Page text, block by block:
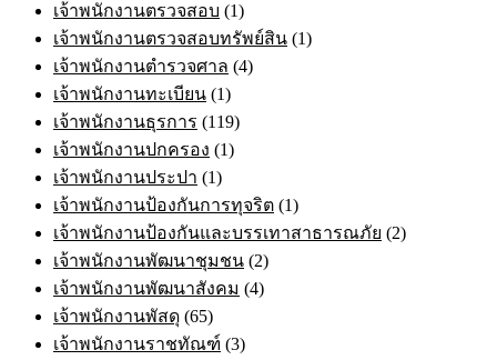
เจ้าพนักงานตรวจสอบ (1)
เจ้าพนักงานตรวจสอบทรัพย์สิน (1)
เจ้าพนักงานตำรวจศาล (4)
เจ้าพนักงานทะเบียน (1)
เจ้าพนักงานธุรการ (119)
เจ้าพนักงานปกครอง (1)
เจ้าพนักงานประปา (1)
เจ้าพนักงานป้องกันการทุจริต (1)
เจ้าพนักงานป้องกันและบรรเทาสาธารณภัย (2)
เจ้าพนักงานพัฒนาชุมชน (2)
เจ้าพนักงานพัฒนาสังคม (4)
เจ้าพนักงานพัสดุ (65)
เจ้าพนักงานราชทัณฑ์ (3)